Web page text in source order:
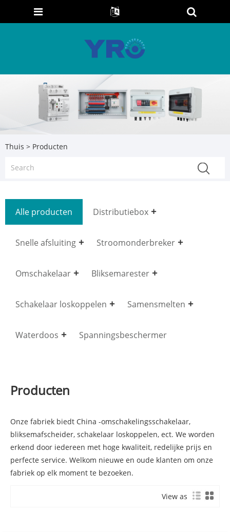
Thuis > Producten
Alle producten Distributiebox
Snelle afsluiting Stroomonderbreker
Omschakelaar Bliksemarester
Schakelaar loskoppelen Samensmelten
Waterdoos Spanningsbeschermer
Producten
Onze fabriek biedt China -omschakelingsschakelaar,
bliksemafscheider, schakelaar loskoppelen, ect. We worden
erkend door iedereen met hoge kwaliteit, redelijke prijs en
perfecte service. Welkom nieuwe en oude klanten om onze
fabriek op elk moment te bezoeken.
View as